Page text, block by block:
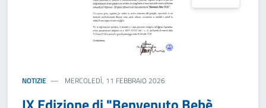
NOTIZIE MERCOLEDÌ, 11 FEBBRAIO 2026